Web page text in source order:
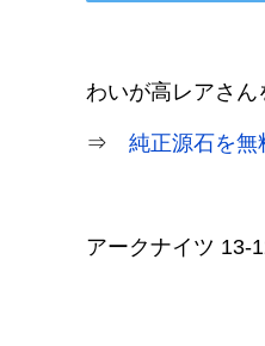
わいが高レアさん
⇒ 純正源石を無
アークナイツ 13-